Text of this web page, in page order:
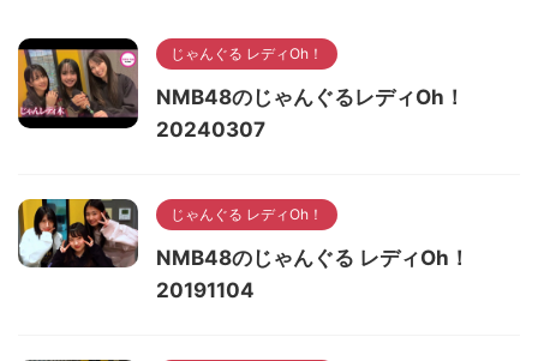
じゃんぐる レディOh！
NMB48のじゃんぐるレディOh！
20240307
じゃんぐる レディOh！
NMB48のじゃんぐる レディOh！
20191104